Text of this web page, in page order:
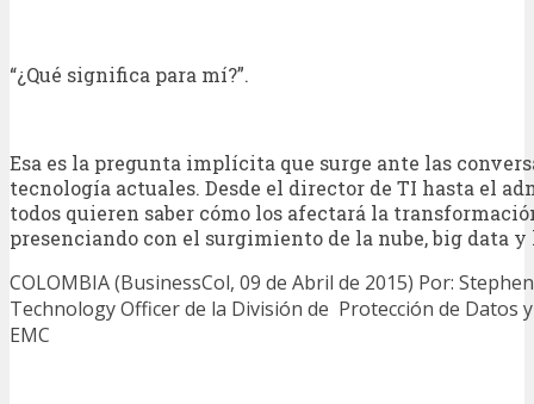
“¿Qué significa para mí?”.
Esa es la pregunta implícita que surge ante las
tecnología actuales. Desde el director de TI hasta el
todos quieren saber cómo los afectará la
presenciando con el surgimiento de la nube, big data
COLOMBIA (BusinessCol, 09 de Abril de 2015) Por:
Technology Officer de la División de Protección de Datos
EMC